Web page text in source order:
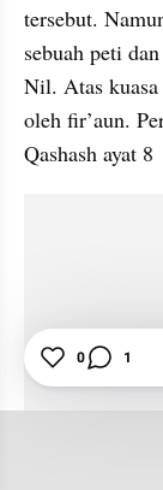
tersebut.
sebuah peti
Nil. Atas
oleh fir’aun.
Qashash ayat 8
0 1